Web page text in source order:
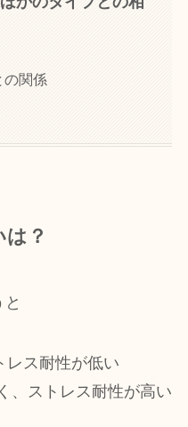
の関係
？
レス耐性が低い
、ストレス耐性が高い